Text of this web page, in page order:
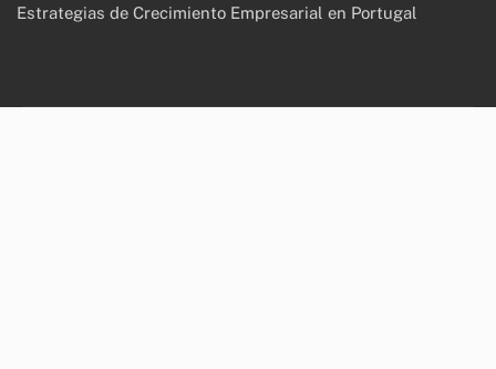
Estrategias de Crecimiento Empresarial en Portugal